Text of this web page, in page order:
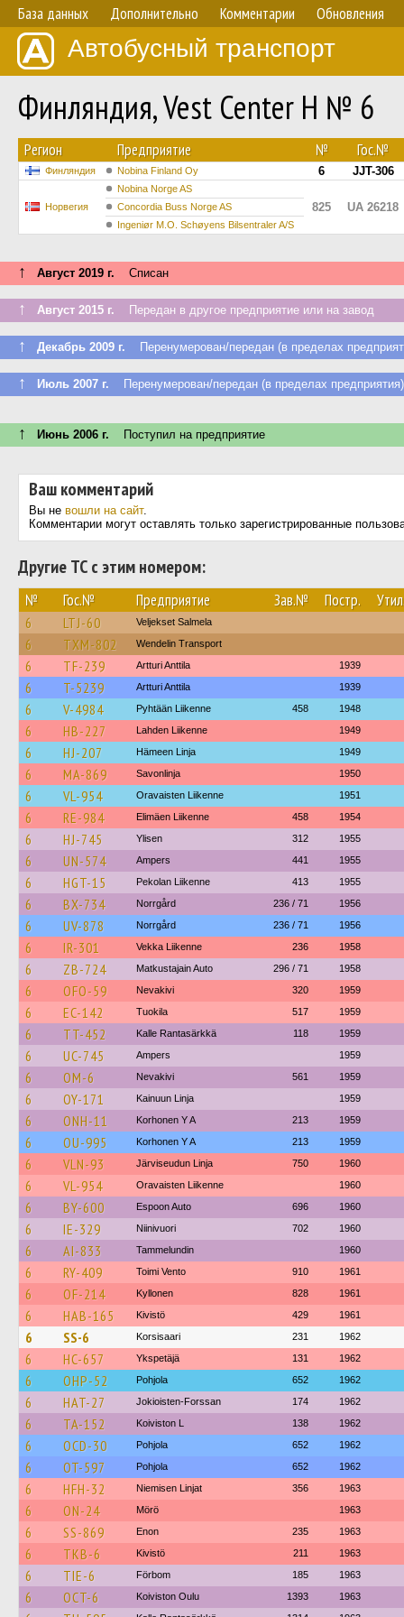
База данных Дополнительно Комментарии Обновления
Автобусный транспорт
Финляндия, Vest Center H № 6
Регион Предприятие № Гос.№
Финляндия Nobina Finland Oy 6 JJT-306
Норвегия
Nobina Norge AS
825 UA 26218
Concordia Buss Norge AS
Ingeniør M.O. Schøyens Bilsentraler A/S
↑ Август 2019 г. Списан
↑ Август 2015 г. Передан в другое предприятие или на завод
↑ Декабрь 2009 г. Перенумерован/передан (в пределах
↑ Июль 2007 г. Перенумерован/передан (в пределах предприятия)
↑ Июнь 2006 г. Поступил на предприятие
Ваш комментарий
Вы не вошли на сайт.
Комментарии могут оставлять только зарегистрированные
Другие ТС с этим номером:
№ Гос.№ Предприятие Зав.№ Постр.
6 LTJ-60 Veljekset Salmela
6 TXM-802 Wendelin Transport
6 TF-239 Artturi Anttila 1939
6 T-5239 Artturi Anttila 1939
6 V-4984 Pyhtään Liikenne 458 1948
6 HB-227 Lahden Liikenne 1949
6 HJ-207 Hämeen Linja 1949
6 MA-869 Savonlinja 1950
6 VL-954 Oravaisten Liikenne 1951
6 RE-984 Elimäen Liikenne 458 1954
6 HJ-745 Ylisen 312 1955
6 UN-574 Ampers 441 1955
6 HGT-15 Pekolan Liikenne 413 1955
6 BX-734 Norrgård 236 / 71 1956
6 UV-878 Norrgård 236 / 71 1956
6 IR-301 Vekka Liikenne 236 1958
6 ZB-724 Matkustajain Auto 296 / 71 1958
6 OFO-59 Nevakivi 320 1959
6 EC-142 Tuokila 517 1959
6 TT-452 Kalle Rantasärkkä 118 1959
6 UC-745 Ampers 1959
6 OM-6 Nevakivi 561 1959
6 OY-171 Kainuun Linja 1959
6 ONH-11 Korhonen Y A 213 1959
6 OU-995 Korhonen Y A 213 1959
6 VLN-93 Järviseudun Linja 750 1960
6 VL-954 Oravaisten Liikenne 1960
6 BY-600 Espoon Auto 696 1960
6 IE-329 Niinivuori 702 1960
6 AI-833 Tammelundin 1960
6 RY-409 Toimi Vento 910 1961
6 OF-214 Kyllonen 828 1961
6 HAB-165 Kivistö 429 1961
6 SS-6 Korsisaari 231 1962
6 HC-657 Ykspetäjä 131 1962
6 OHP-52 Pohjola 652 1962
6 HAT-27 Jokioisten-Forssan 174 1962
6 TA-152 Koiviston L 138 1962
6 OCD-30 Pohjola 652 1962
6 OT-597 Pohjola 652 1962
6 HFH-32 Niemisen Linjat 356 1963
6 ON-24 Mörö 1963
6 SS-869 Enon 235 1963
6 TKB-6 Kivistö 211 1963
6 TIE-6 Förbom 185 1963
6 OCT-6 Koiviston Oulu 1393 1963